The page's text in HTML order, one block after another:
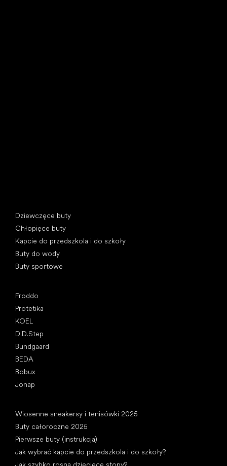
Dziewczęce buty
Chłopięce buty
Kapcie do przedszkola i do szkoły
Buty do wody
Buty sportowe
Froddo
Protetika
KOEL
D.D.Step
Bundgaard
BEDA
Bobux
Jonap
Wiosenne sneakersy i tenisówki 2025
Buty całoroczne 2025
Pierwsze buty (instrukcja)
Jak wybrać kapcie do przedszkola i do szkoły?